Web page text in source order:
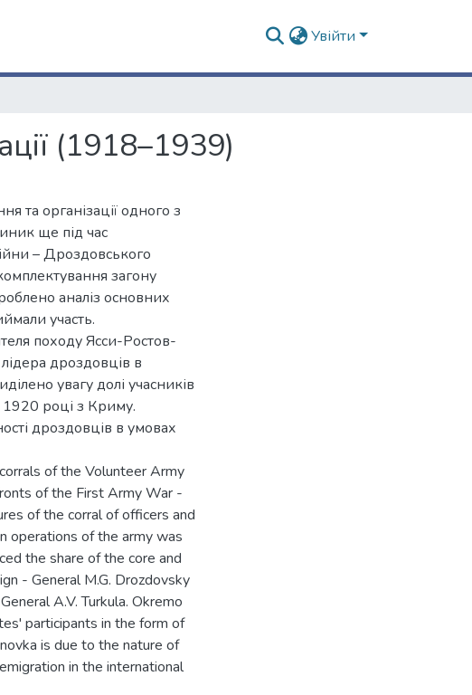
Увійти
(1918–1939)
та організації одного з
ще під час
– Дроздовського
загону
аналіз основних
участь.
походу Ясси-Ростов-
дроздовців в
увагу долі учасників
1920 році з Криму.
дроздовців в умовах
of the Volunteer Army
of the First Army War -
of the corral of officers and
operations of the army was
the share of the core and
- General M.G. Drozdovsky
A.V. Turkula. Okremo
participants in the form of
is due to the nature of
in the international